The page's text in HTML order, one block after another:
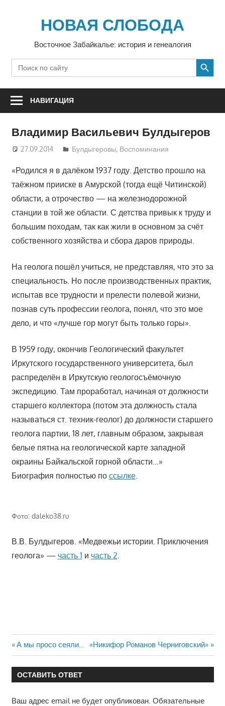
содержимомуНОВАЯ СЛОБОДА
Восточное Забайкалье: история и генеалогия
Search
for:
SEARCH BUTTON
НАВИГАЦИЯ
Владимир Васильевич Булдыгеров
27.09.2014 Екатерина Аникина
Булдыгеровы, Воспоминания
«Родился я в далёком 1937 году. Детство прошло на
таёжном прииске в Амурской (тогда ещё Читинской)
области, а отрочество — на железнодорожной
станции в той же области. С детства привык к труду и
большим походам, так как жили в основном за счёт
собственного хозяйства и сбора даров природы.
На геолога пошёл учиться, не представляя, что это за
специальность. Но после производственных практик,
испытав все трудности и прелести полевой жизни,
познав суть профессии геолога, понял, что это мое
дело, и что «лучше гор могут быть только горы».
В 1959 году, окончив Геологический факультет
Иркутского государственного университета, был
распределён в Иркутскую геологосъёмочную
экспедицию. Там проработал, начиная от должности
старшего коллектора (потом эта должность стала
называться ст. техник-геолог) до должности старшего
геолога партии, 18 лет, главным образом, закрывая
белые пятна на геологической карте западной
окраины Байкальской горной области…»
Биография полностью по ссылке.
Фото: daleko38.ru
В.В. Булдыгеров. «Медвежьи истории. Приключения
геолога» — часть 1 и часть 2
Навигация
по
записям
Предыдущая
запись:
А мы просо сеяли…
Следующая
запись:
«Никифор Романов Черниговский»
ОСТАВИТЬ ОТВЕТ
Ваш адрес email не будет опубликован. Обязательные